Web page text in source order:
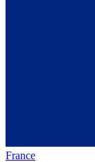
France